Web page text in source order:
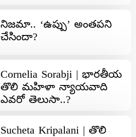
నిజమా.. ‘ఉప్పు’ అంతపని
చేసిందా?
Cornelia Sorabji | భార‌తీయ
తొలి మ‌హిళా న్యాయ‌వాది
ఎవ‌రో తెలుసా..?
Sucheta Kripalani | తొలి